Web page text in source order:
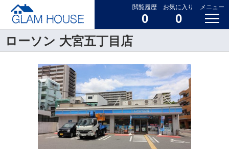
閲覧履歴
0
お気に入り
0
メニュー
ローソン 大宮五丁目店